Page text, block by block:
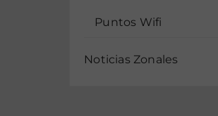
Puntos Wifi
Noticias Zonales